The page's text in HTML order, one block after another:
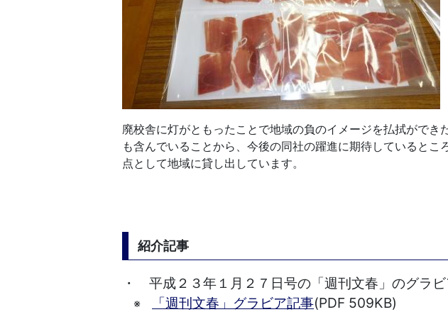
廃校舎に灯がともったことで地域の負のイメージを払拭がで
も含んでいることから、今後の同社の躍進に期待していると
点として地域に貸し出しています。
紹介記事
・ 平成２３年１月２７日号の「週刊文春」のグラ
※ 「週刊文春」グラビア記事(PDF 509KB)